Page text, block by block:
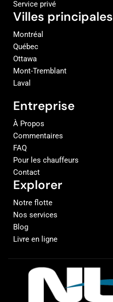
Service privé
Villes principales
Montréal
Québec
Ottawa
Mont-Tremblant
Laval
Entreprise
À Propos
Commentaires
FAQ
Pour les chauffeurs
Contact
Explorer
Notre flotte
Nos services
Blog
Livre en ligne